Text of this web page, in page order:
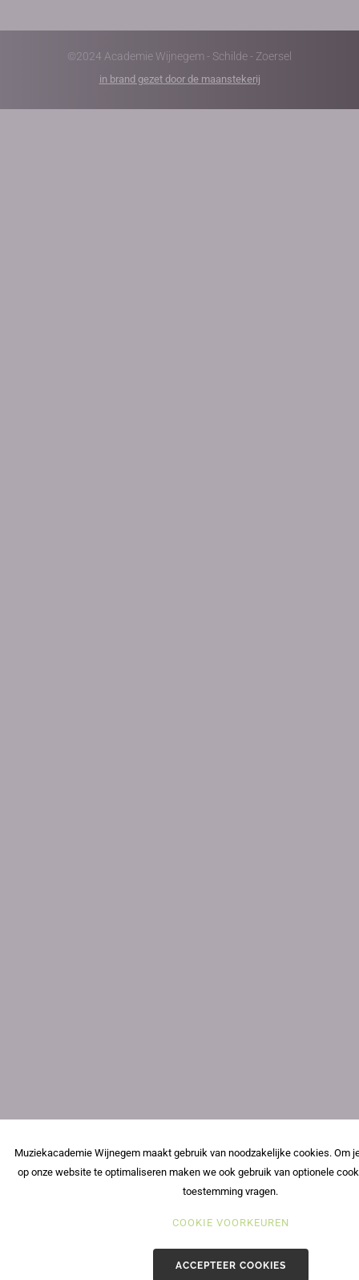
Muziekacademie Wijnegem maakt gebruik van noodzakelijke cookies. Om
op onze website te optimaliseren maken we ook gebruik van optionele
toestemming vragen.
COOKIE VOORKEUREN
ACCEPTEER COOKIES
©2024 Academie Wijnegem - Schilde - Zoersel
in brand gezet door de maanstekerij